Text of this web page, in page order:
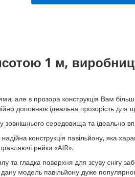
31 986,50 ₴
самостійного монтажу
1 м,
але в прозора конструкція Вам
доповнює ідеальна прозорість
зовнішнього середовища та ідеально
конструкція павільйону, яка
рейки «AIR».
та гладка поверхня для зсуву снігу
дану модель павільйону дуже